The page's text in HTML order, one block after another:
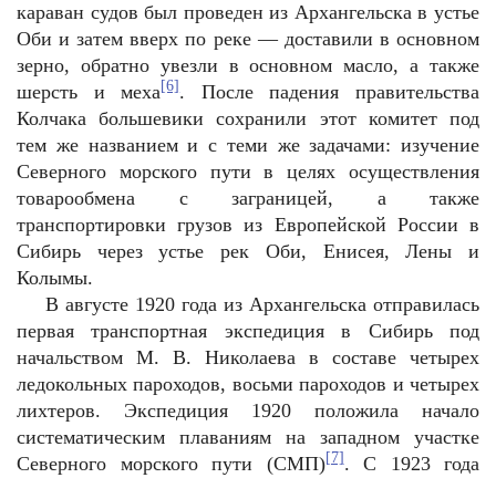
караван cудов был проведен из Архангельска в устье
Оби и затем вверх по реке — доставили в основном
зерно, обратно увезли в основном масло, а также
шерсть и меха[6]. После падения правительства
Колчака большевики сохранили этот комитет под
тем же названием и с теми же задачами: изучение
Северного морского пути в целях осуществления
товарообмена с заграницей, а также
транспортировки грузов из Европейской России в
Сибирь через устье рек Оби, Енисея, Лены и
Колымы.
В августе 1920 года из Архангельска отправилась
первая транспортная экспедиция в Сибирь под
начальством М. В. Николаева в составе четырех
ледокольных пароходов, восьми пароходов и четырех
лихтеров. Экспедиция 1920 положила начало
систематическим плаваниям на западном участке
Северного морского пути (СМП)[7]. С 1923 года